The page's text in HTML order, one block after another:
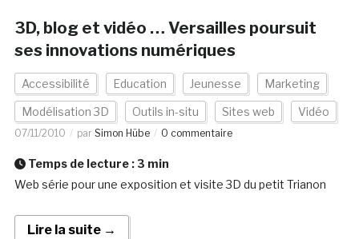
3D, blog et vidéo … Versailles poursuit
ses innovations numériques
Accessibilité Education Jeunesse Marketing
Modélisation 3D Outils in-situ Sites web Vidéo
07/11/2010 par Simon Hübe 0 commentaire
Temps de lecture : 3 min
Web série pour une exposition et visite 3D du petit Trianon
Lire la suite →